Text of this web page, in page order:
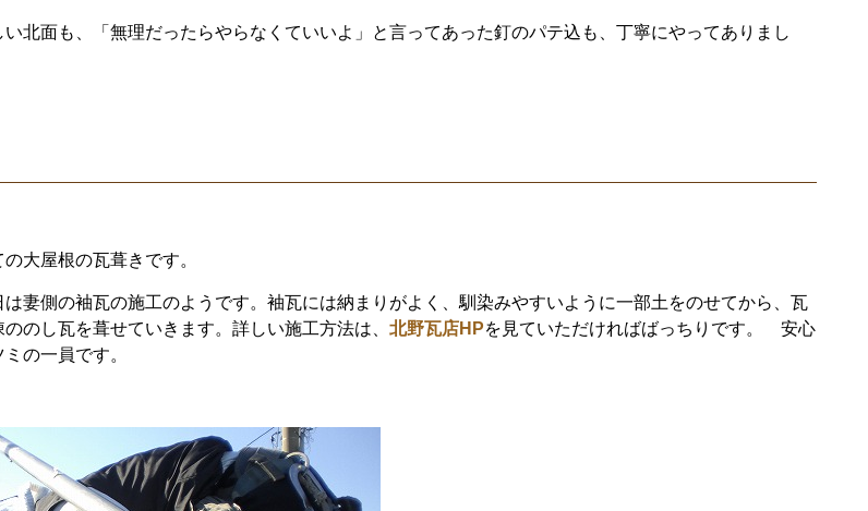
北面も、「無理だったらやらなくていいよ」と言ってあった釘のパテ込も、丁寧にやってありまし
大屋根の瓦葺きです。
妻側の袖瓦の施工のようです。袖瓦には納まりがよく、馴染みやすいように一部土をのせてから、瓦
のし瓦を葺せていきます。詳しい施工方法は、 北野瓦店HPを見ていただければばっちりです。 安心
の一員です。